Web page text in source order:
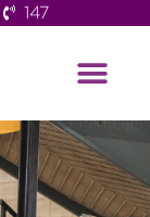
147